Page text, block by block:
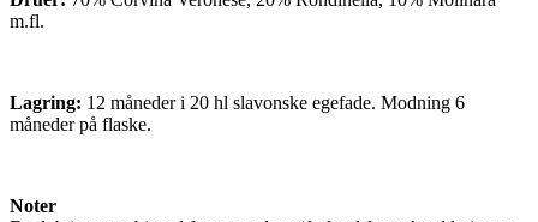
m.fl.
Lagring: 12 måneder i 20 hl slavonske egefade. Modning 6
måneder på flaske.
Noter